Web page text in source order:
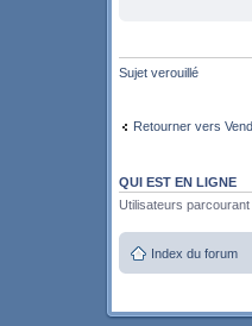
Sujet verouillé
Retourner vers
QUI EST EN LIGNE
Utilisateurs
Index du forum